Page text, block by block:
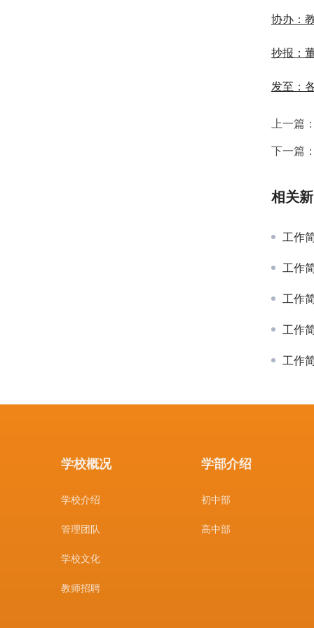
协办：
抄报：
发至：
上一篇：
下一篇：
相关
工作
工作
工作
工作
工作
学校概况
学校介绍
管理团队
学校文化
教师招聘
学部介绍
初中部
高中部